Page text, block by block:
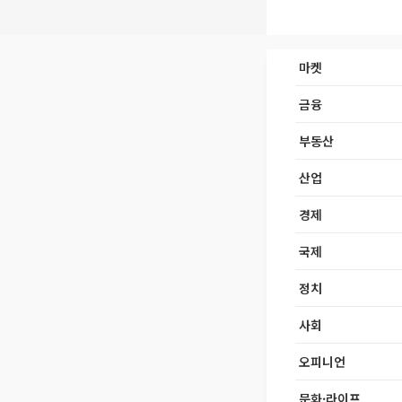
마켓
금융
부동산
산업
경제
국제
정치
사회
오피니언
문화·라이프